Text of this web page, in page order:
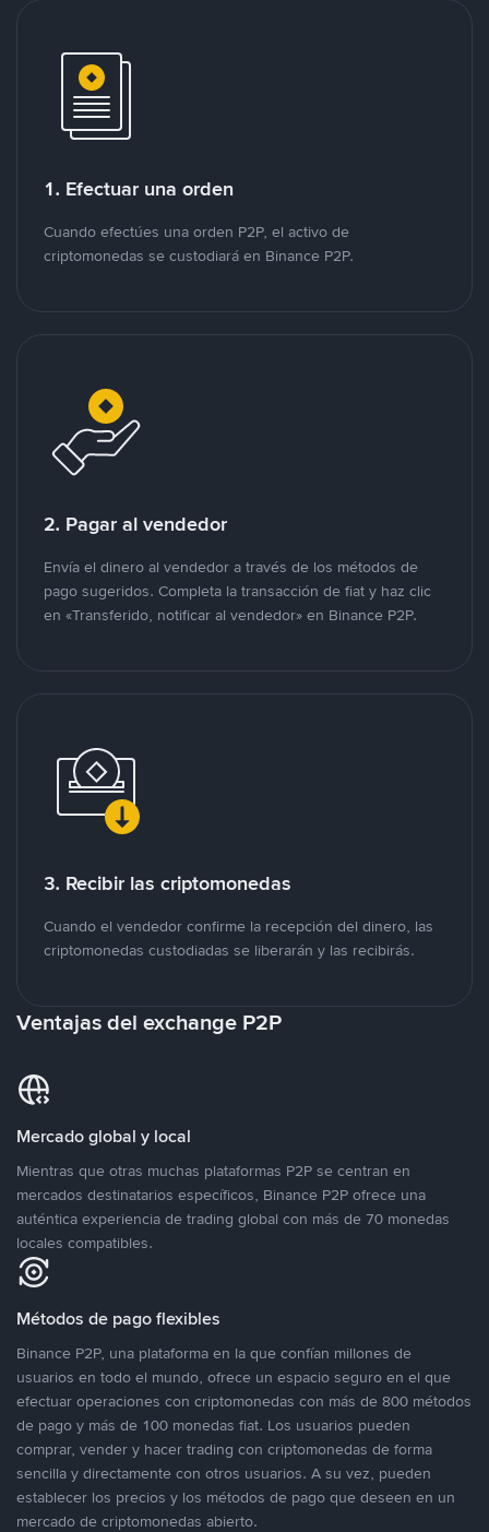
1. Efectuar una orden
Cuando efectúes una orden P2P, el activo de
criptomonedas se custodiará en Binance P2P.
2. Pagar al vendedor
Envía el dinero al vendedor a través de los métodos de
pago sugeridos. Completa la transacción de fiat y haz clic
en «Transferido, notificar al vendedor» en Binance P2P.
3. Recibir las criptomonedas
Cuando el vendedor confirme la recepción del dinero, las
criptomonedas custodiadas se liberarán y las recibirás.
Ventajas del exchange P2P
Mercado global y local
Mientras que otras muchas plataformas P2P se centran en
mercados destinatarios específicos, Binance P2P ofrece una
auténtica experiencia de trading global con más de 70 monedas
locales compatibles.
Métodos de pago flexibles
Binance P2P, una plataforma en la que confían millones de
usuarios en todo el mundo, ofrece un espacio seguro en el que
efectuar operaciones con criptomonedas con más de 800 métodos
de pago y más de 100 monedas fiat. Los usuarios pueden
comprar, vender y hacer trading con criptomonedas de forma
sencilla y directamente con otros usuarios. A su vez, pueden
establecer los precios y los métodos de pago que deseen en un
mercado de criptomonedas abierto.